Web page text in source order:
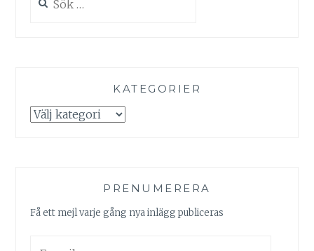
efter:
KATEGORIER
Kategorier
PRENUMERERA
Få ett mejl varje gång nya inlägg publiceras